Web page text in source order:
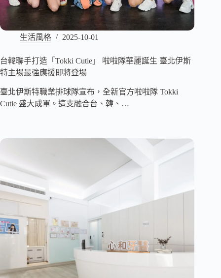
生活風格 2025-10-01
台韓聯手打造「Tokki Cutie」 啦啦隊華麗誕生 臺北伊斯
特主場最強應援即將登場
臺北伊斯特職業排球隊宣布，全新官方啦啦隊 Tokki
Cutie 盛大成軍。這支融合台、韓、…